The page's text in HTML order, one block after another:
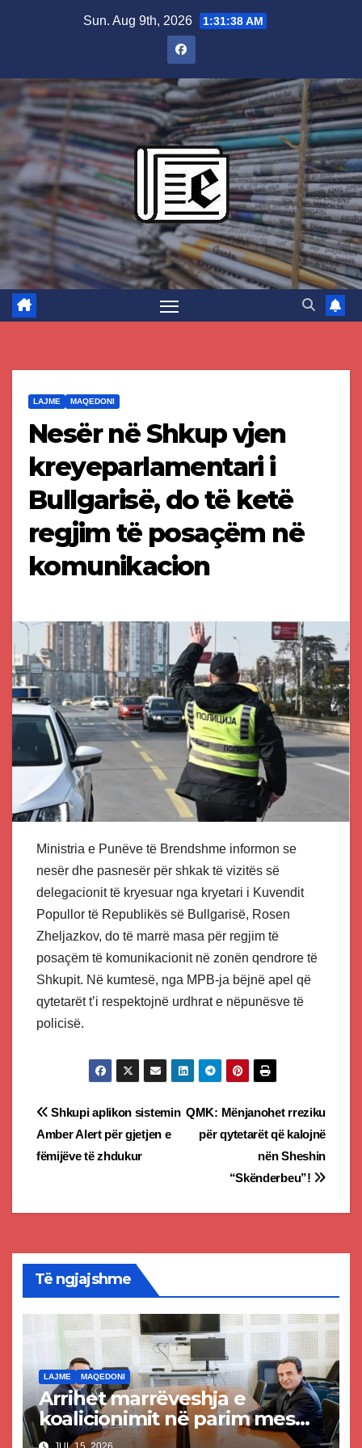
Sun. Aug 9th, 2026 1:31:39 AM
LAJME MAQEDONI
Nesër në Shkup vjen
kreyeparlamentari i
Bullgarisë, do të ketë
regjim të posaçëm në
komunikacion
Ministria e Punëve të Brendshme informon se
nesër dhe pasnesër për shkak të vizitës së
delegacionit të kryesuar nga kryetari i Kuvendit
Popullor të Republikës së Bullgarisë, Rosen
Zheljazkov, do të marrë masa për regjim të
posaçëm të komunikacionit në zonën qendrore të
Shkupit. Në kumtesë, nga MPB-ja bëjnë apel që
qytetarët t’i respektojnë urdhrat e nëpunësve të
policisë.
Post
navigation
QMK: Mënjanohet rreziku
për qytetarët që kalojnë
nën Sheshin
“Skënderbeu”!
Shkupi aplikon sistemin
Amber Alert për gjetjen e
fëmijëve të zhdukur
Të ngjajshme
LAJME MAQEDONI
Arrihet marrëveshja e
koalicionimit në parim mes
Kurtit dhe Abdixhikut